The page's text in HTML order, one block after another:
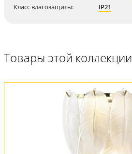
Класс влагозащиты:
IP21
Товары этой коллекции